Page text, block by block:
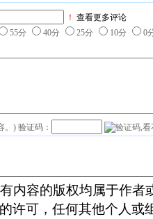
！ 查看更多评论
55分 40分 25分 10分 0
。) 验证码：
内容的版权均属于作者
许可，任何其他个人或